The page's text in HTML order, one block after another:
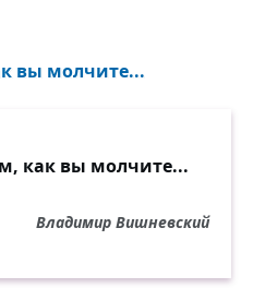
вы молчите...
как вы молчите...
Владимир Вишневский